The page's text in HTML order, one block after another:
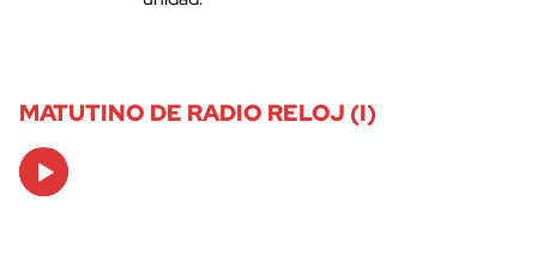
MATUTINO DE RADIO RELOJ (I)
Audio
Player